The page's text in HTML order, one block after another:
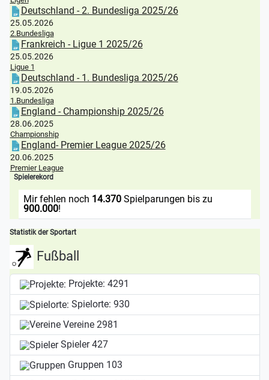
Deutschland - 2. Bundesliga 2025/26
25.05.2026
2.Bundesliga
Frankreich - Ligue 1 2025/26
25.05.2026
Ligue 1
Deutschland - 1. Bundesliga 2025/26
19.05.2026
1.Bundesliga
England - Championship 2025/26
28.06.2025
Championship
England- Premier League 2025/26
20.06.2025
Premier League
Spielerekord
Mir fehlen noch 14.370Spielparungen bis zu
900.000!
Statistik der Sportart
Fußball
Projekte: 4291
Spielorte: 930
Vereine 2981
Spieler427
Gruppen 103